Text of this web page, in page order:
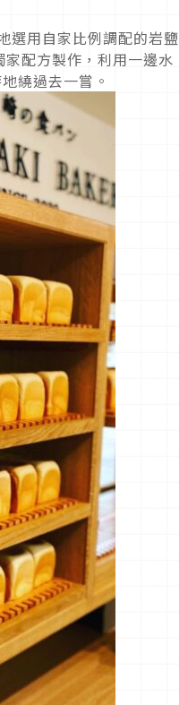
選用自家比例調配的岩鹽
配方製作，利用一邊水
繞過去一嘗。